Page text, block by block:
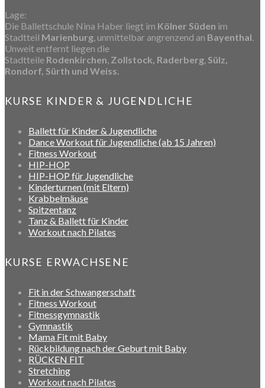
Lage:
Die Ballettschule Nina Haber liegt im Kölner Süden im
Stadtteil Marienburg , unmittelbar angrenzend an Bayenthal
Unweit entfernt liegen die
Stadtteile Rodenkirchen Zollstock, Raderberg Sülz,
Rondorf, Sürth und Weiss.
KURSE KINDER & JUGENDLICHE
Ballett für Kinder & Jugendliche
Dance Workout für Jugendliche (ab 15 Jahren)
Fitness Workout
HIP-HOP
HIP-HOP für Jugendliche
Kinderturnen (mit Eltern)
Krabbelmäuse
Spitzentanz
Tanz & Ballett für Kinder
Workout nach Pilates
KURSE ERWACHSENE
Fit in der Schwangerschaft
Fitness Workout
Fitnessgymnastik
Gymnastik
Mama Fit mit Baby
Rückbildung nach der Geburt mit Baby
RÜCKEN FIT
Stretching
Workout nach Pilates